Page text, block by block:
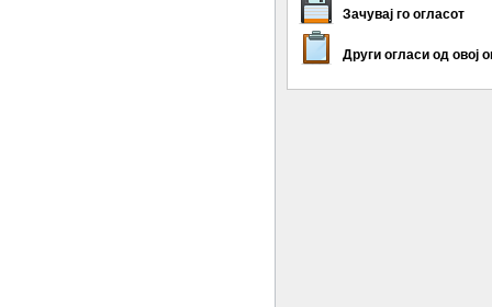
Зачувај го огласот
Други огласи од овој